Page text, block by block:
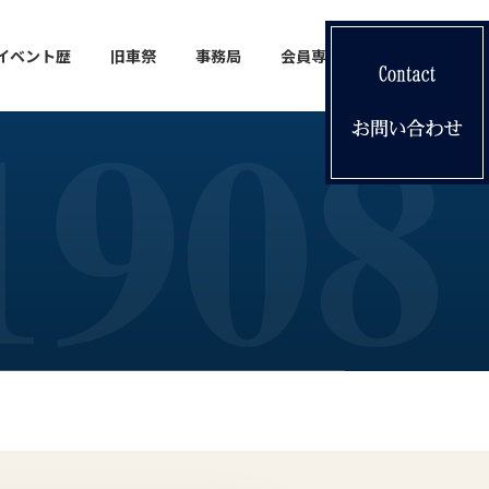
ベント歴 旧車祭 事務局 会員専用